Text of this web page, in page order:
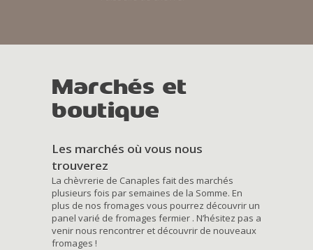
Marchés et
boutique
Les marchés où vous nous
trouverez
La chèvrerie de Canaples fait des marchés
plusieurs fois par semaines de la Somme. En
plus de nos fromages vous pourrez découvrir un
panel varié de fromages fermier . N’hésitez pas a
venir nous rencontrer et découvrir de nouveaux
fromages !